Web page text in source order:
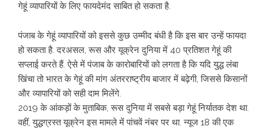
गेहूं व्यापारियों के लिए फायदेमंद साबित हो सकता है.
पंजाब के गेहूं व्यापारियों को इससे कुछ उम्मीद बंधी है कि इस बार उन्हें फायदा
हो सकता है. दरअसल, रूस और यूक्रेन दुनिया में 40 प्रतिशत गेहूं की
सप्लाई करते हैं. ऐसे में पंजाब के कारोबारियों को लगता है कि यदि युद्ध लंबा
खिंचा तो भारत के गेहूं की मांग अंतरराष्ट्रीय बाजार में बढ़ेगी, जिससे किसानों
और व्यापारियों को सही दाम मिलेंगे.
2019 के आंकड़ों के मुताबिक, रूस दुनिया में सबसे बड़ा गेहूं निर्यातक देश था.
वहीं, युद्धग्रस्त यूक्रेन इस मामले में पांचवें नंबर पर था. न्यूज 18 की एक